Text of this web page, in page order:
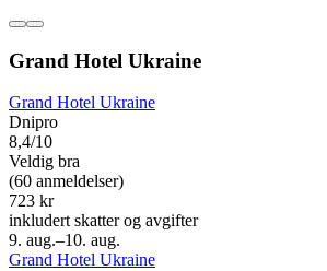
Grand Hotel Ukraine
Grand Hotel Ukraine
Dnipro
8,4/10
Veldig bra
(60 anmeldelser)
723 kr
inkludert skatter og avgifter
9. aug.–10. aug.
Grand Hotel Ukraine